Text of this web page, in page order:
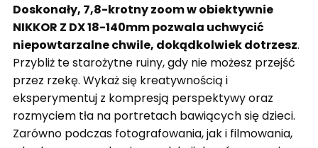
Doskonały, 7,8-krotny zoom w obiektywnie
NIKKOR Z DX 18-140mm pozwala uchwycić
niepowtarzalne chwile, dokądkolwiek dotrzesz.
Przybliż te starożytne ruiny, gdy nie możesz przejść
przez rzekę. Wykaż się kreatywnością i
eksperymentuj z kompresją perspektywy oraz
rozmyciem tła na portretach bawiących się dzieci.
Zarówno podczas fotografowania, jak i filmowania,